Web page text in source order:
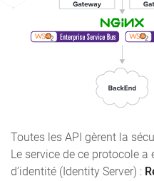
Toutes les API gèrent la
Le service de ce protocole
d’identité (Identity Server) :